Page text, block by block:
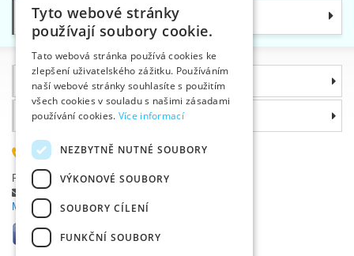
Kategorie
Informace
Proč si zvolit právě nás
585 051 217
Plzeňská 868, 783 91 Uničov, Česká republika
Položit dotaz
Máte problémy s přihlášením ?
ENGLISH
GERMAN
Tyto webové stránky
používají soubory cookie.
Tato webová stránka používá cookies ke
zlepšení uživatelského zážitku. Používáním
naší webové stránky souhlasíte s použitím
všech cookies v souladu s našimi zásadami
používání cookies. Více informací
NEZBYTNĚ NUTNÉ SOUBORY
VÝKONOVÉ SOUBORY
SOUBORY CÍLENÍ
FUNKČNÍ SOUBORY